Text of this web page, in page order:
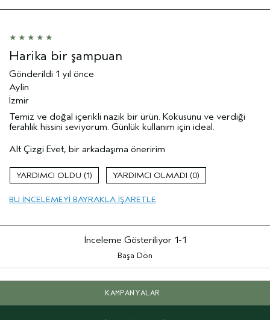
Harika bir şampuan
Gönderildi 1 yıl önce
Aylin
İzmir
Temiz ve doğal içerikli nazik bir ürün. Kokusunu ve verdiği
ferahlık hissini seviyorum. Günlük kullanım için ideal.
Alt Çizgi Evet, bir arkadaşıma öneririm
1 0
BU INCELEMEYI BAYRAKLA IŞARETLE
İnceleme Gösteriliyor 1-1
Başa Dön
KAMPANYALAR